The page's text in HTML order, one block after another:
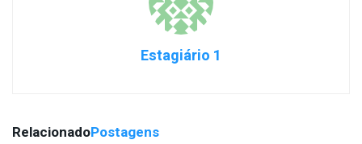
Estagiário 1
RelacionadoPostagens